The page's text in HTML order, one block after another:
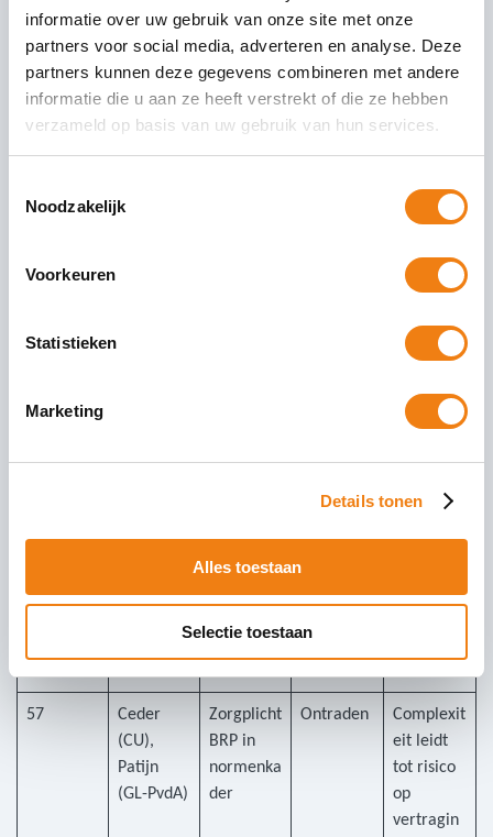
informatie over uw gebruik van onze site met onze
partners voor social media, adverteren en analyse. Deze
partners kunnen deze gegevens combineren met andere
informatie die u aan ze heeft verstrekt of die ze hebben
verzameld op basis van uw gebruik van hun services.
Noodzakelijk
Voorkeuren
Statistieken
Marketing
Details tonen
Alles toestaan
Selectie toestaan
54
Patijn
(GL-
PvdA),
Omtzigt
Expliciter
en verbod
terbeschi
kkingstelli
Nog geen
oordeel
(terughou
dend)
Minister
wacht
technisch
e
g af
Nieuwe
complexe
eid
zonder
gaat ten
andere
handhavin
Toelating
discrimin
Ontraden
57
Ceder
(CU),
Patijn
(GL-PvdA)
Zorgplicht
BRP in
normenka
der
Ontraden
Complexit
eit leidt
tot risico
op
vertragin